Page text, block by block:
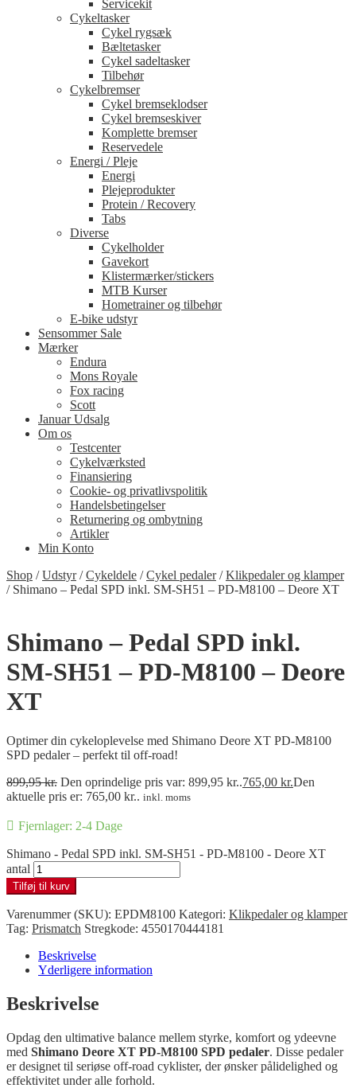
Servicekit
Cykeltasker
Cykel rygsæk
Bæltetasker
Cykel sadeltasker
Tilbehør
Cykelbremser
Cykel bremseklodser
Cykel bremseskiver
Komplette bremser
Reservedele
Energi / Pleje
Energi
Plejeprodukter
Protein / Recovery
Tabs
Diverse
Cykelholder
Gavekort
Klistermærker/stickers
MTB Kurser
Hometrainer og tilbehør
E-bike udstyr
Sensommer Sale
Mærker
Endura
Mons Royale
Fox racing
Scott
Januar Udsalg
Om os
Testcenter
Cykelværksted
Finansiering
Cookie- og privatlivspolitik
Handelsbetingelser
Returnering og ombytning
Artikler
Min Konto
Shop /Udstyr/Cykeldele /Cykel pedaler/Klikpedaler og klamper
/ Shimano – Pedal SPD inkl. SM-SH51 – PD-M8100 – Deore XT
Shimano – Pedal SPD inkl.
SM-SH51 – PD-M8100 – Deore
XT
Optimer din cykeloplevelse med Shimano Deore XT PD-M8100
SPD pedaler – perfekt til off-road!
899,95kr. Den oprindelige pris var: 899,95 kr..765,00 kr.Den
aktuelle pris er: 765,00 kr.. inkl. moms
Fjernlager: 2-4 Dage
Shimano - Pedal SPD inkl. SM-SH51 - PD-M8100 - Deore XT
antal
Tilføj til kurv
Varenummer (SKU): EPDM8100 Kategori: Klikpedaler og klamper
Tag: Prismatch Stregkode: 4550170444181
Beskrivelse
Yderligere information
Beskrivelse
Opdag den ultimative balance mellem styrke, komfort og ydeevne
med Shimano Deore XT PD-M8100 SPD pedaler. Disse pedaler
er designet til seriøse off-road cyklister, der ønsker pålidelighed og
effektivitet under alle forhold.